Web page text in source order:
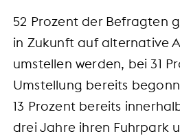
52 Prozent der Befragten
in Zukunft auf alternative
umstellen werden, bei 31
Umstellung bereits
13 Prozent bereits
drei Jahre ihren Fuhrpark